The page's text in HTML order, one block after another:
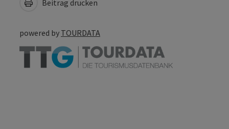
Beitrag drucken
powered by TOURDATA